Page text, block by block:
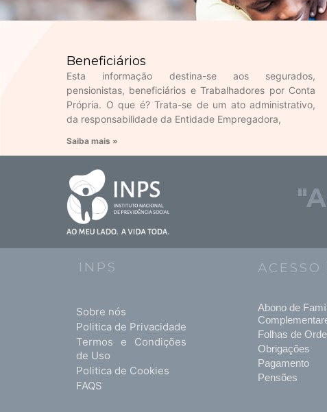
Beneficiários
Esta informação destina-se aos segurados,
pensionistas, beneficiários e Trabalhadores por Conta
Própria. O que é? Trata-se de um ato administrativo,
da responsabilidade da Entidade Empregadora,
Saiba mais »
INPS
Sobre nós
Politica de Privacidade
Termos e Condições
de Uso
Politica de Cookies
FAQS
Abono de
Folhas de
Obrigações
Pagamento
Pensões